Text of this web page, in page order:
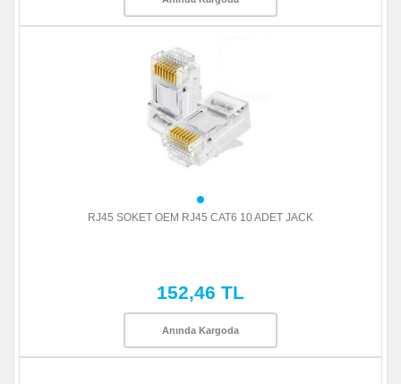
RJ45 SOKET OEM RJ45 CAT6 10 ADET JACK
152,46 TL
Anında Kargoda